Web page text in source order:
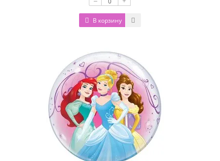
В корзину